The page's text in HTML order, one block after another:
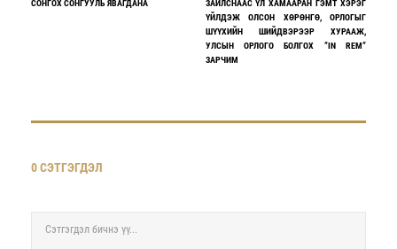
СОНГОХ СОНГУУЛЬ ЯВАГДАНА
ЗАЙЛСНААС ҮЛ ХАМААРАН ГЭМТ ХЭРЭГ
ҮЙЛДЭЖ ОЛСОН ХӨРӨНГӨ, ОРЛОГЫГ
ШҮҮХИЙН ШИЙДВЭРЭЭР ХУРААЖ,
УЛСЫН ОРЛОГО БОЛГОХ ”IN REM”
ЗАРЧИМ
0 СЭТГЭГДЭЛ